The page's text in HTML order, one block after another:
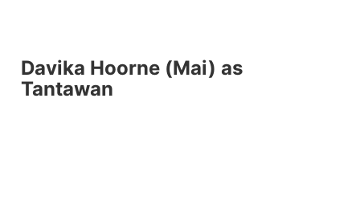
Davika Hoorne (Mai) as
Tantawan